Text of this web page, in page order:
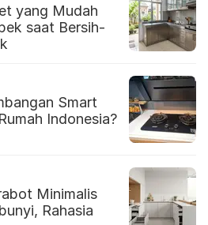
yang Mudah
saat Bersih-
Smart
Indonesia?
Minimalis
Rahasia